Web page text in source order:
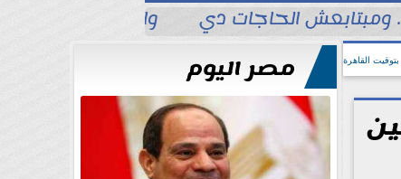
الحاجات دي وائل السنهورى
بتوقيت القاهرة مصر اليوم